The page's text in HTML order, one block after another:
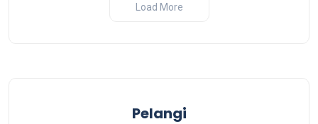
Load More
Pelangi